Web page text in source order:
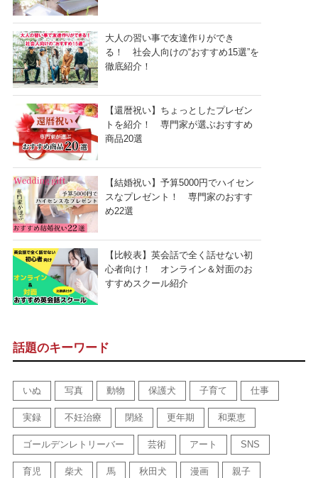
大人の習い事で友達作りができ
る！ 社会人向けの“おすすめ15選”を
徹底紹介！
【還暦祝い】ちょっとしたプレゼン
トを紹介！ 専門家が選ぶおすすめ
商品20選
【結婚祝い】予算5000円でハイセン
スなプレゼント！ 専門家のおすす
め22選
【比較表】英会話で全く話せない初
心者向け！ オンライン＆対面のお
すすめスクール紹介
話題のキーワード
いぬ 写真 動物 保護犬 子育て 仕事
実録 不妊治療 閉経 更年期 和栗恵
ゴールデンレトリーバー 芸術 アート SNS
育児 柴犬 馬 秋田犬 漫画 親子